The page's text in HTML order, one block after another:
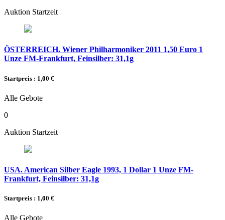
Auktion Startzeit
ÖSTERREICH. Wiener Philharmoniker 2011 1,50 Euro 1
Unze FM-Frankfurt, Feinsilber: 31,1g
Startpreis : 1,00 €
Alle Gebote
0
Auktion Startzeit
USA. American Silber Eagle 1993, 1 Dollar 1 Unze FM-
Frankfurt, Feinsilber: 31,1g
Startpreis : 1,00 €
Alle Gebote